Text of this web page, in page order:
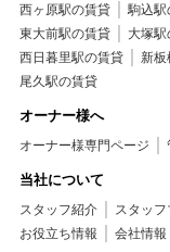
西ヶ原駅の賃貸
駒込駅
東大前駅の賃貸
大塚
西日暮里駅の賃貸
新板
尾久駅の賃貸
オーナー様へ
オーナー様専門ページ
当社について
スタッフ紹介 スタッ
お役立ち情報
会社情報